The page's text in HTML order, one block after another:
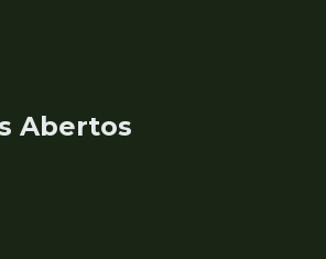
Abertos